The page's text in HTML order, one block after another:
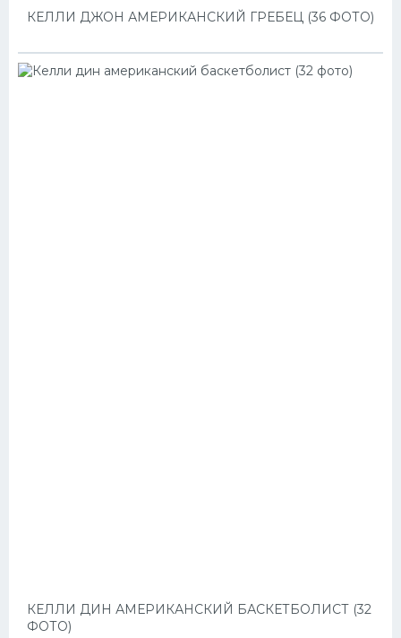
КЕЛЛИ ДЖОН АМЕРИКАНСКИЙ ГРЕБЕЦ (36 ФОТО)
КЕЛЛИ ДИН АМЕРИКАНСКИЙ БАСКЕТБОЛИСТ (32
ФОТО)